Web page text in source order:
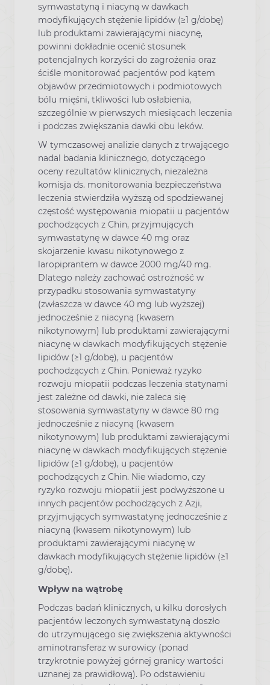
symwastatyną i niacyną w dawkach
modyfikujących stężenie lipidów (≥1 g/dobę)
lub produktami zawierającymi niacynę,
powinni dokładnie ocenić stosunek
potencjalnych korzyści do zagrożenia oraz
ściśle monitorować pacjentów pod kątem
objawów przedmiotowych i podmiotowych
bólu mięśni, tkliwości lub osłabienia,
szczególnie w pierwszych miesiącach leczenia
i podczas zwiększania dawki obu leków.
W tymczasowej analizie danych z trwającego
nadal badania klinicznego, dotyczącego
oceny rezultatów klinicznych, niezależna
komisja ds. monitorowania bezpieczeństwa
leczenia stwierdziła wyższą od spodziewanej
częstość występowania miopatii u pacjentów
pochodzących z Chin, przyjmujących
symwastatynę w dawce 40 mg oraz
skojarzenie kwasu nikotynowego z
laropiprantem w dawce 2000 mg/40 mg.
Dlatego należy zachować ostrożność w
przypadku stosowania symwastatyny
(zwłaszcza w dawce 40 mg lub wyższej)
jednocześnie z niacyną (kwasem
nikotynowym) lub produktami zawierającymi
niacynę w dawkach modyfikujących stężenie
lipidów (≥1 g/dobę), u pacjentów
pochodzących z Chin. Ponieważ ryzyko
rozwoju miopatii podczas leczenia statynami
jest zależne od dawki, nie zaleca się
stosowania symwastatyny w dawce 80 mg
jednocześnie z niacyną (kwasem
nikotynowym) lub produktami zawierającymi
niacynę w dawkach modyfikujących stężenie
lipidów (≥1 g/dobę), u pacjentów
pochodzących z Chin. Nie wiadomo, czy
ryzyko rozwoju miopatii jest podwyższone u
innych pacjentów pochodzących z Azji,
przyjmujących symwastatynę jednocześnie z
niacyną (kwasem nikotynowym) lub
produktami zawierającymi niacynę w
dawkach modyfikujących stężenie lipidów (≥1
g/dobę).
Wpływ na wątrobę
Podczas badań klinicznych, u kilku dorosłych
pacjentów leczonych symwastatyną doszło
do utrzymującego się zwiększenia aktywności
aminotransferaz w surowicy (ponad
trzykrotnie powyżej górnej granicy wartości
uznanej za prawidłową). Po odstawieniu